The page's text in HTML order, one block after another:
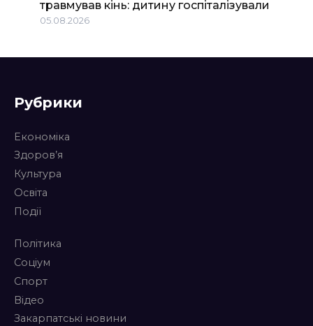
травмував кінь: дитину госпіталізували
05.08.2026
Рубрики
Економіка
Здоров’я
Культура
Освіта
Події
Політика
Соціум
Спорт
Відео
Закарпатські новини